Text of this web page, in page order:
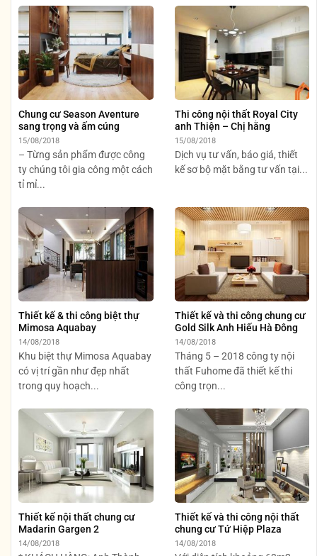
Chung cư Season Aventure
sang trọng và ấm cúng
15/08/2018
– Từng sản phẩm được công
ty chúng tôi gia công một cách
tỉ mỉ...
Thi công nội thất Royal City
anh Thiện – Chị hằng
15/08/2018
Dịch vụ tư vấn, báo giá, thiết
kế sơ bộ mặt bằng tư vấn tại...
Thiết kế & thi công biệt thự
Mimosa Aquabay
14/08/2018
Khu biệt thự Mimosa Aquabay
có vị trí gần như đẹp nhất
trong quy hoạch...
Thiết kế và thi công chung cư
Gold Silk Anh Hiếu Hà Đông
14/08/2018
Tháng 5 – 2018 công ty nội
thất Fuhome đã thiết kế thi
công trọn...
Thiết kế nội thất chung cư
Madarin Gargen 2
14/08/2018
Thiết kế và thi công nội thất
chung cư Tứ Hiệp Plaza
14/08/2018